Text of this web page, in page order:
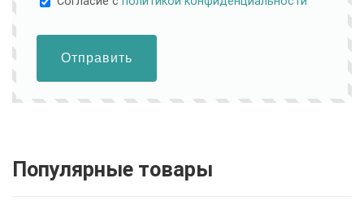
Отправить
Популярные товары